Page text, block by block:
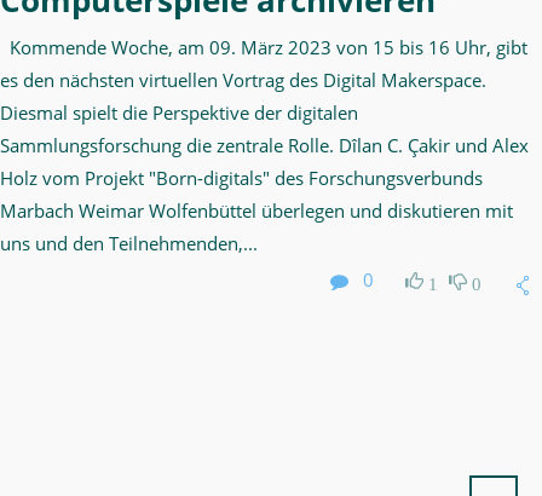
Kommende Woche, am 09. März 2023 von 15 bis 16 Uhr, gibt
es den nächsten virtuellen Vortrag des Digital Makerspace.
Diesmal spielt die Perspektive der digitalen
Sammlungsforschung die zentrale Rolle. Dîlan C. Çakir und Alex
Holz vom Projekt "Born-digitals" des Forschungsverbunds
Marbach Weimar Wolfenbüttel überlegen und diskutieren mit
uns und den Teilnehmenden,...
0
1 0